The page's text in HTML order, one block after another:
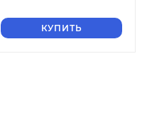
КУПИТЬ